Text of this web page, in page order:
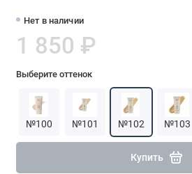
Нет в наличии
1 850 ₽
Выберите оттенок
№100 №101 №102 №103
Купить